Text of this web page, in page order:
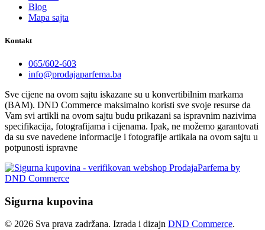
Blog
Mapa sajta
Kontakt
065/602-603
info@prodajaparfema.ba
Sve cijene na ovom sajtu iskazane su u konvertibilnim markama
(BAM). DND Commerce maksimalno koristi sve svoje resurse da
Vam svi artikli na ovom sajtu budu prikazani sa ispravnim nazivima
specifikacija, fotografijama i cijenama. Ipak, ne možemo garantovati
da su sve navedene informacije i fotografije artikala na ovom sajtu u
potpunosti ispravne
Sigurna kupovina
© 2026 Sva prava zadržana. Izrada i dizajn DND Commerce.